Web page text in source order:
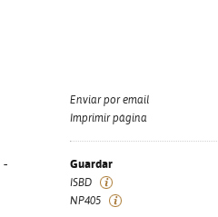
-
Enviar por email
Imprimir página
Guardar
ISBD
NP405